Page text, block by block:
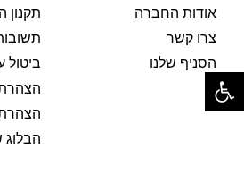
אודות החברה
צרו קשר
הסניף שלנו
הבלוג
פתח סרגל נגישות